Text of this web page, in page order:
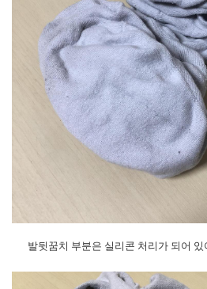
발뒷꿈치 부분은 실리콘 처리가 되어